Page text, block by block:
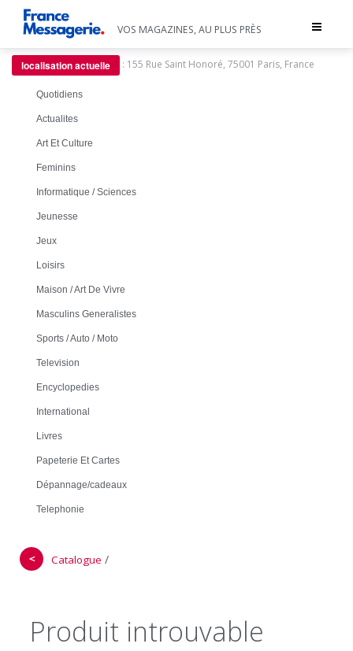
Toggle
VOS MAGAZINES, AU PLUS PRÈS
localisation actuelle : 155 Rue Saint Honoré, 75001 Paris, France
Quotidiens
Actualites
Art Et Culture
Feminins
Informatique / Sciences
Jeunesse
Jeux
Loisirs
Maison / Art De Vivre
Masculins Generalistes
Sports / Auto / Moto
Television
Encyclopedies
International
Livres
Papeterie Et Cartes
Dépannage/cadeaux
Telephonie
＜ Catalogue /
Produit introuvable